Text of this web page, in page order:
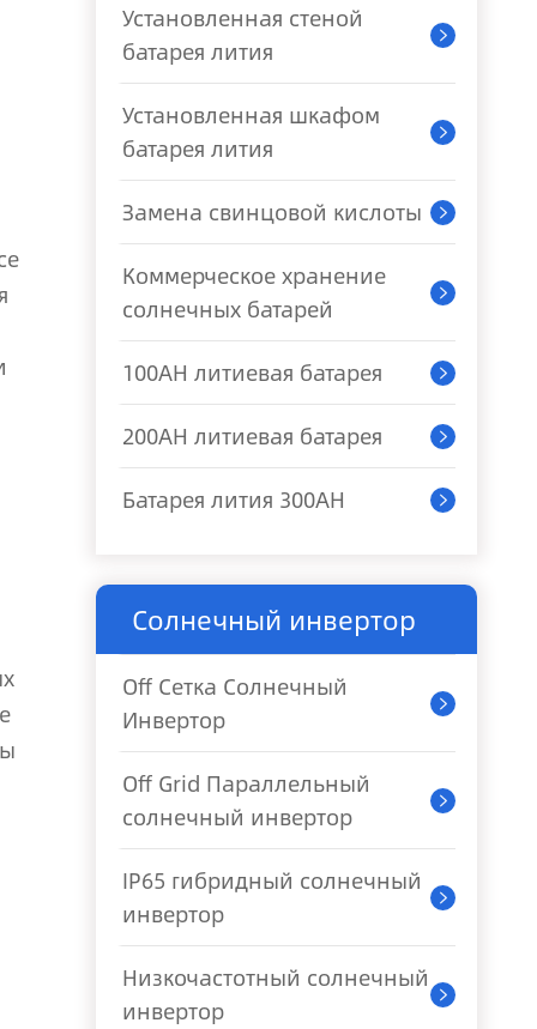
Установленная стеной
батарея лития

Установленная шкафом
батарея лития

Замена свинцовой кислоты 
Коммерческое хранение
солнечных батарей

100AH литиевая батарея 
200AH литиевая батарея 
Батарея лития 300AH 
Солнечный инвертор
Off Сетка Солнечный
Инвертор

Off Grid Параллельный
солнечный инвертор

IP65 гибридный солнечный
инвертор

Низкочастотный солнечный
инвертор
